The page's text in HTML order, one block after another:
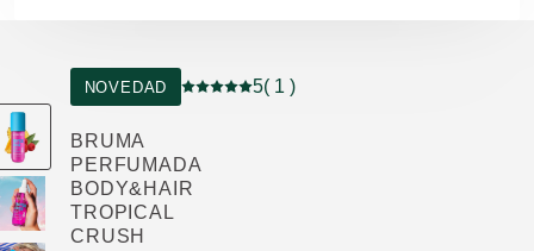
NOVEDAD
Puntuación: 5 / 5 estrellas 1 valoraciones
5( 1 )
BRUMA
PERFUMADA
BODY&HAIR
TROPICAL
CRUSH